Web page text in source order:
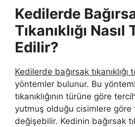
Kedilerde
Tıkanıklığı Nasıl
Edilir?
Kedilerde bağırsak tıkanıklığı
yöntemler bulunur. Bu
tıkanıklığının türüne göre
yutmuş olduğu cisimlere göre
değişebilir. Kedinin bağırsak